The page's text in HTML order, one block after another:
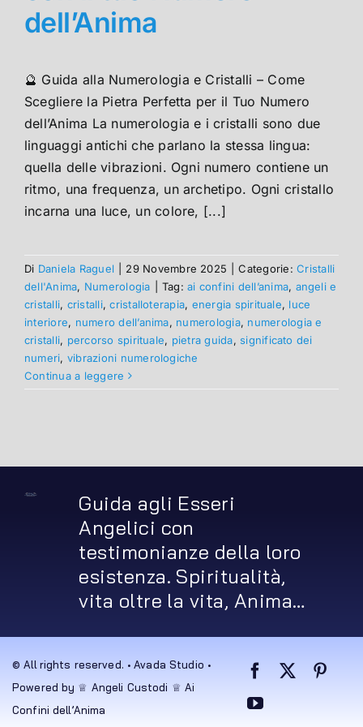
dell’Anima
🔮 Guida alla Numerologia e Cristalli – Come
Scegliere la Pietra Perfetta per il Tuo Numero
dell’Anima La numerologia e i cristalli sono due
linguaggi antichi che parlano la stessa lingua:
quella delle vibrazioni. Ogni numero contiene un
ritmo, una frequenza, un archetipo. Ogni cristallo
incarna una luce, un colore, [...]
Di Daniela Raguel 29 Novembre 2025 Categorie:Cristalli
dell'Anima, Numerologia Tag: ai confini dell’anima, angeli e
cristalli, cristalli,cristalloterapia, energia spirituale, luce
interiore, numero dell’anima, numerologia, numerologia e
cristalli, percorso spirituale, pietra guida,significato dei
numeri, vibrazioni numerologiche
Continua a leggere
Guida agli Esseri
Angelici con
testimonianze della loro
esistenza. Spiritualità,
vita oltre la vita, Anima…
© All rights reserved. • Avada Studio •
Powered by ♕ Angeli Custodi ♕ Ai
Confini dell’Anima